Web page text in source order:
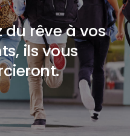
du rêve à vos
ils vous